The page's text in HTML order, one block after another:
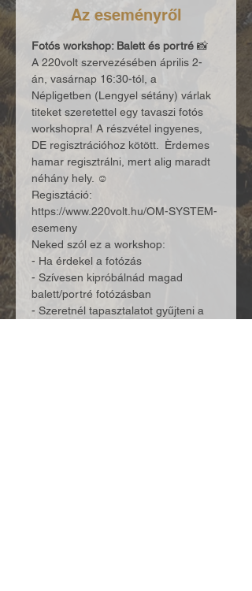
Az eseményről
Fotós workshop: Balett és portré 📸
A 220volt szervezésében április 2-
án, vasárnap 16:30-tól, a
Népligetben (Lengyel sétány) várlak
titeket szeretettel egy tavaszi fotós
workshopra! A részvétel ingyenes,
DE regisztrációhoz kötött.  Èrdemes
hamar regisztrálni, mert alig maradt
néhány hely. ☺️
Regisztáció:
https://www.220volt.hu/OM-SYSTEM-
esemeny
Neked szól ez a workshop:
- Ha érdekel a fotózás
- Szívesen kipróbálnád magad
balett/portré fotózásban
- Szeretnél tapasztalatot gyűjteni a